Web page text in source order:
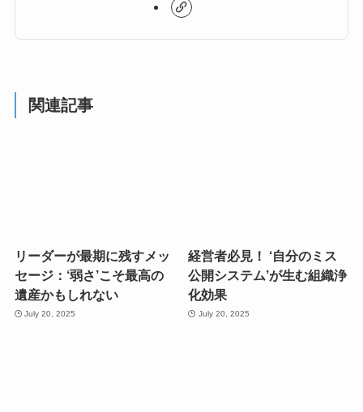
関連記事
リーダーが最期に残すメッ
セージ：‘弱さ’こそ最高の
遺産かもしれない
July 20, 2025
経営者必見！ ‘自分のミス
公開システム’が生む組織浄
化効果
July 20, 2025